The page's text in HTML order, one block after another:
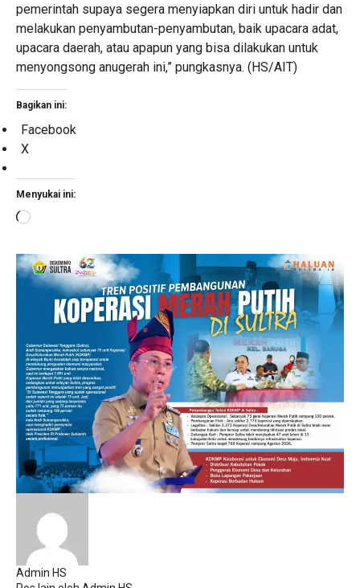
pemerintah supaya segera menyiapkan diri untuk hadir dan
melakukan penyambutan-penyambutan, baik upacara adat,
upacara daerah, atau apapun yang bisa dilakukan untuk
menyongsong anugerah ini,” pungkasnya. (HS/AIT)
Bagikan ini:
Facebook
X
Menyukai ini:
Memuat...
Admin HS